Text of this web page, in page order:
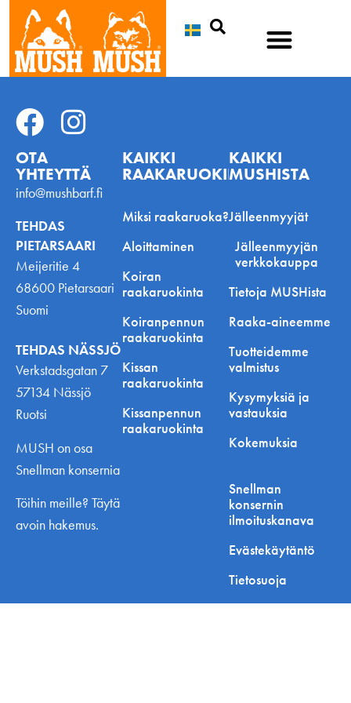
OTA
YHTEYTTÄ
info@mushbarf.fi
TEHDAS
PIETARSAARI
Meijeritie 4
68600 Pietarsaari
Suomi
TEHDAS NÄSSJÖ
Verkstadsgatan 7
57134 Nässjö
Ruotsi
MUSH on osa
Snellman konsernia
Töihin meille? Täytä
avoin hakemus.
KAIKKI
RAAKARUOKINNASTA
Miksi raakaruoka?
Aloittaminen
Koiran
raakaruokinta
Koiranpennun
raakaruokinta
Kissan
raakaruokinta
Kissanpennun
raakaruokinta
KAIKKI
MUSHISTA
Jälleenmyyjät
Jälleenmyyjän
verkkokauppa
Tietoja MUSHista
Raaka-aineemme
Tuotteidemme
valmistus
Kysymyksiä ja
vastauksia
Kokemuksia
Snellman
konsernin
ilmoituskanava
Evästekäytäntö
Tietosuoja